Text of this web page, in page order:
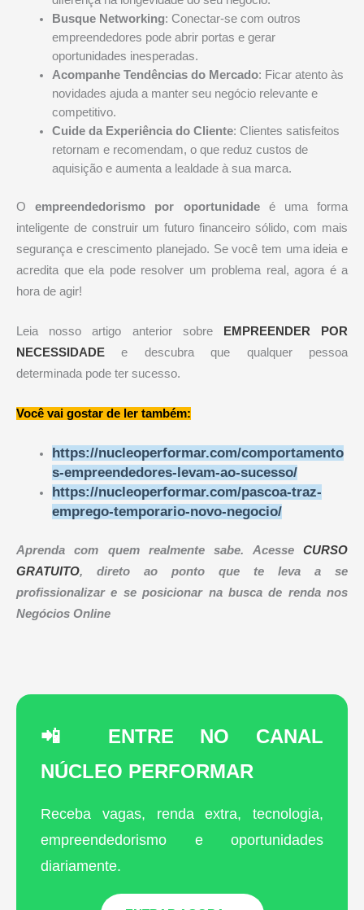
Busque Networking: Conectar-se com outros
empreendedores pode abrir portas e gerar
oportunidades inesperadas.
Acompanhe Tendências do Mercado: Ficar atento às
novidades ajuda a manter seu negócio relevante e
competitivo.
Cuide da Experiência do Cliente: Clientes satisfeitos
retornam e recomendam, o que reduz custos de
aquisição e aumenta a lealdade à sua marca.
Oempreendedorismo por oportunidadeé uma forma
inteligente de construir um futuro financeiro sólido, com mais
segurança e crescimento planejado. Se você tem uma ideia e
acredita que ela pode resolver um problema real, agora é a
hora de agir!
Leia nosso artigo anterior sobre
EMPREENDER POR
NECESSIDADE e descubra que qualquer pessoa
determinada pode ter sucesso.
Você vai gostar de ler também:
https://nucleoperformar.com/comportamento
s-empreendedores-levam-ao-sucesso/
https://nucleoperformar.com/pascoa-traz-
emprego-temporario-novo-negocio/
Aprenda com quem realmente sabe. Acesse CURSO
GRATUITO, direto ao ponto que te leva a se
profissionalizar e se posicionar na busca de renda nos
Negócios Online
📲 ENTRE NO CANAL
NÚCLEO PERFORMAR
Receba vagas, renda extra, tecnologia,
empreendedorismo e oportunidades
diariamente.